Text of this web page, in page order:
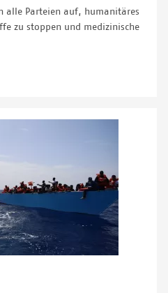
alle Parteien auf, humanitäres
zu stoppen und medizinische